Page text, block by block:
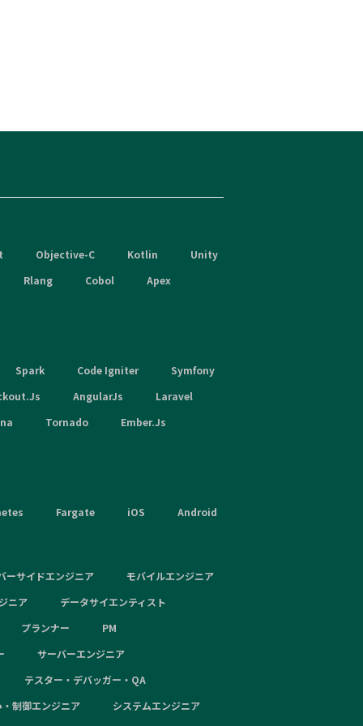
Objective-C Kotlin
Unity
Rlang Cobol
Apex
Spark Code Igniter
Symfony
AngularJs
Laravel
Tornado
Ember.Js
Fargate iOS Android
ーサイドエンジニア
モバイルエンジニア
ニア
データサイエンティスト
プランナー
PM
サーバーエンジニア
テスター・デバッガー・QA
制御エンジニア
システムエンジニア